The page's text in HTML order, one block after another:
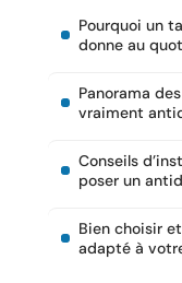
Pourquoi un
donne au
Panorama
vraiment
Conseils
poser un
Bien choisir
adapté à